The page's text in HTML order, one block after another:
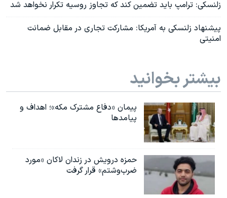
زلنسکی: ترامپ باید تضمین کند که تجاوز روسیه تکرار نخواهد شد
پیشنهاد زلنسکی به آمریکا: مشارکت تجاری در مقابل ضمانت
امنیتی
بیشتر بخوانید
پیمان «دفاع مشترک مکه»؛ اهداف و
پیامدها
حمزه درویش در زندان لاکان «مورد
ضرب‌وشتم» قرار گرفت